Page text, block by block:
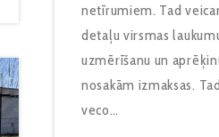
netīrumiem. Tad
detaļu virsmas
uzmērīšanu un
nosakām izmaksas.
veco…